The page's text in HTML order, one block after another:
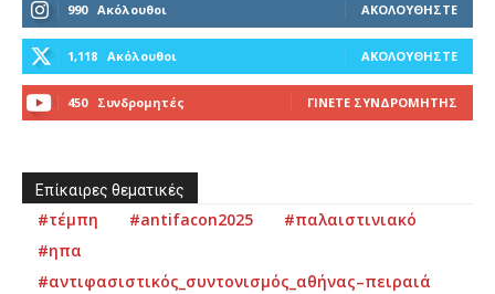
990 Ακόλουθοι ΑΚΟΛΟΥΘΉΣΤΕ
1,118 Ακόλουθοι ΑΚΟΛΟΥΘΉΣΤΕ
450 Συνδρομητές ΓΊΝΕΤΕ ΣΥΝΔΡΟΜΗΤΉΣ
Επίκαιρες θεματικές
#τέμπη #antifacon2025
#παλαιστινιακό
#ηπα
#αντιφασιστικός_συντονισμός_αθήνας–πειραιά